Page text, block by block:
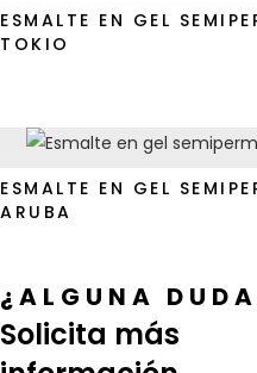
ESMALTE EN GEL
TOKIO
ESMALTE EN GEL
ARUBA
¿ALGUNA
Solicita más